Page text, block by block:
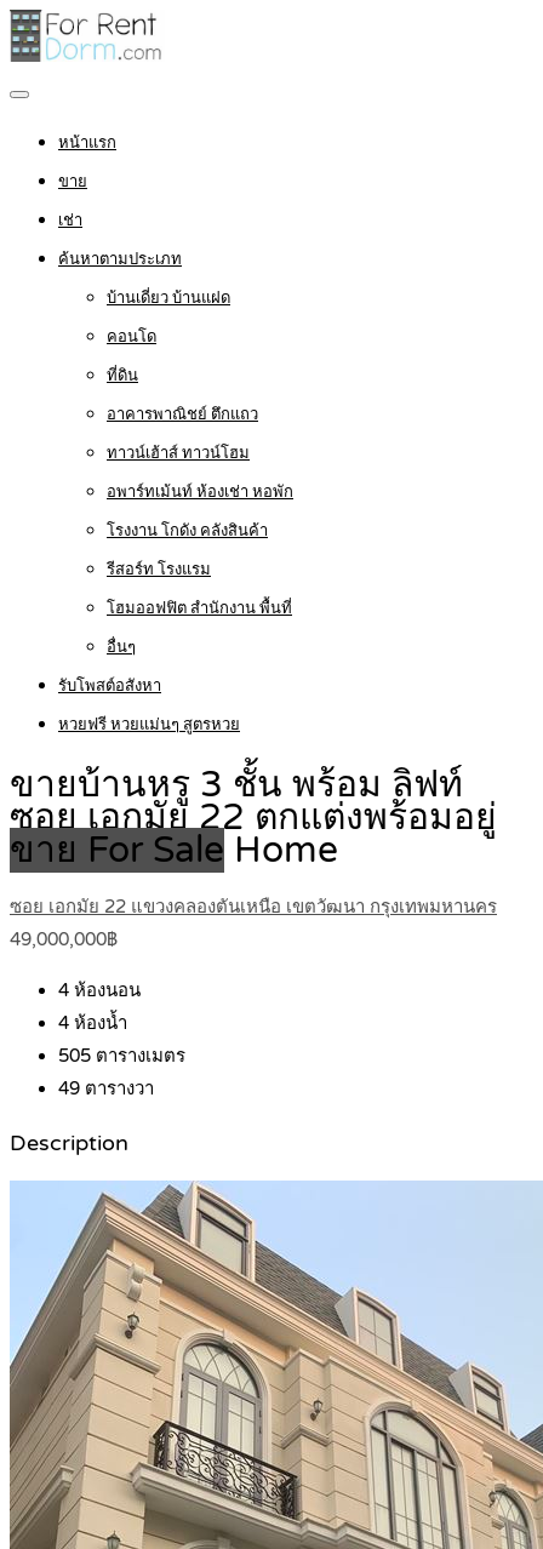
หน้าแรก
ขาย
เช่า
ค้นหาตามประเภท
บ้านเดี่ยว บ้านแฝด
คอนโด
ที่ดิน
อาคารพาณิชย์ ตึกแถว
ทาวน์เฮ้าส์ ทาวน์โฮม
อพาร์ทเม้นท์ ห้องเช่า หอพัก
โรงงาน โกดัง คลังสินค้า
รีสอร์ท โรงแรม
โฮมออฟฟิต สำนักงาน พื้นที่
อื่นๆ
รับโพสต์อสังหา
หวยฟรี หวยแม่นๆ สูตรหวย
ขายบ้านหรู 3 ชั้น พร้อม ลิฟท์
ซอย เอกมัย 22 ตกแต่งพร้อมอยู่
ขาย For Sale Home
ซอย เอกมัย 22 แขวงคลองตันเหนือ เขตวัฒนา กรุงเทพมหานคร
49,000,000฿
4 ห้องนอน
4 ห้องน้ำ
505 ตารางเมตร
49 ตารางวา
Description